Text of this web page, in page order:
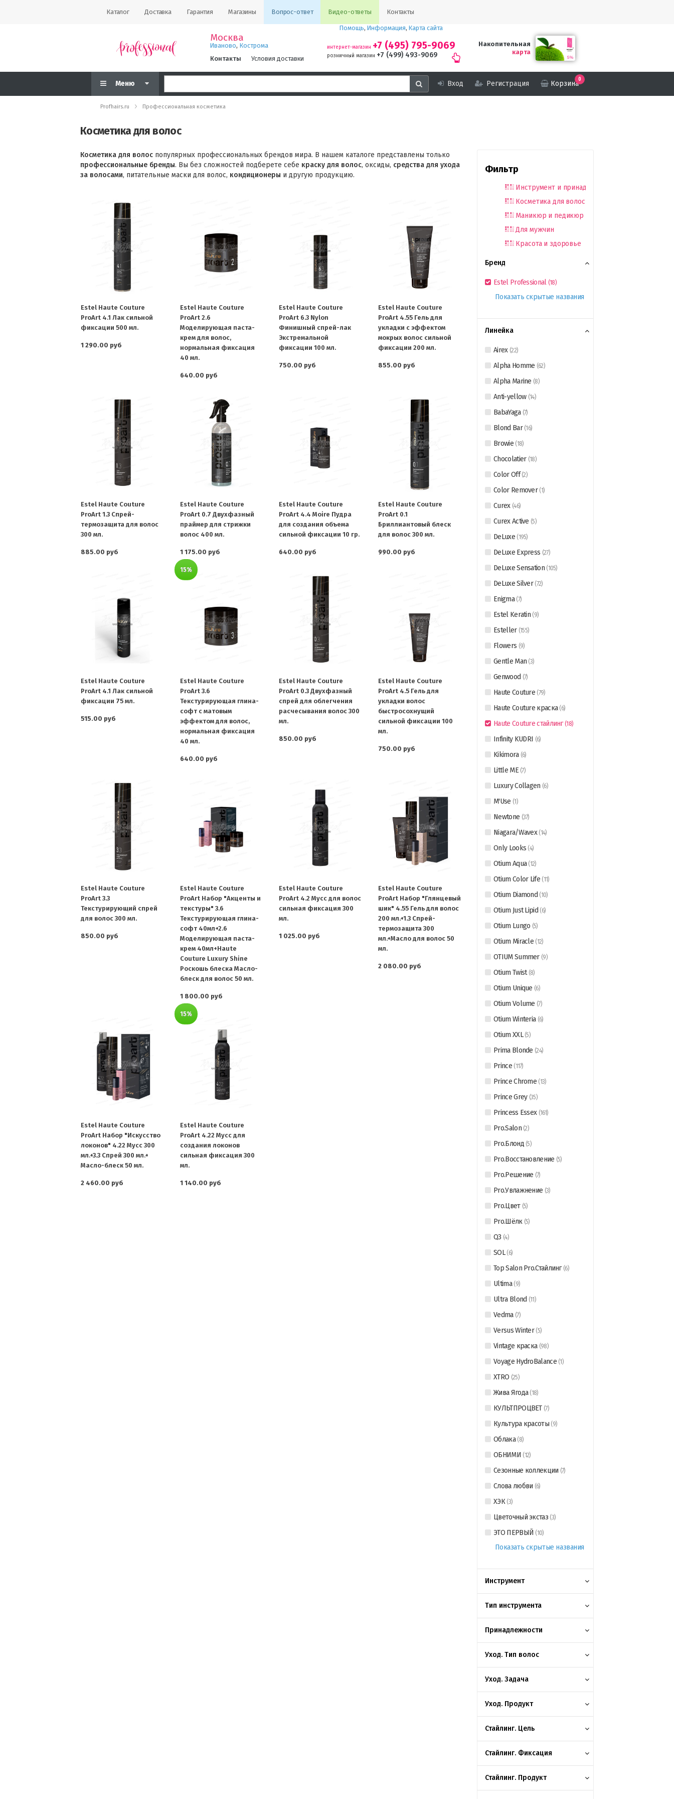
Каталог Доставка Гарантия Магазины Вопрос-ответ Видео-ответы Контакты
Москва
Иваново, Кострома
Контакты
Условия доставки
Помощь, Информация, Карта сайта
интернет-магазин +7 (495) 795-9069
розничный магазин +7 (499) 493-9069
Накопительная
карта
Меню Вход Регистрация Корзина
0
Profhairs.ru Профессиональная косметика
Косметика для волос
Фильтр
Инструмент и принадлежности
Косметика для волос
Маникюр и педикюр
Для мужчин
Красота и здоровье
Бренд
Estel Professional (18)
Показать скрытые названия
Линейка
Airex (22)
Alpha Homme (62)
Alpha Marine (8)
Anti-yellow (14)
BabaYaga (7)
Blond Bar (16)
Browie (18)
Chocolatier (18)
Color Off(2)
Color Remover (1)
Curex (46)
Curex Active (5)
DeLuxe (195)
DeLuxe Express (27)
DeLuxe Sensation (105)
DeLuxe Silver (72)
Enigma (7)
Estel Keratin (9)
Esteller (155)
Flowers (9)
Gentle Man (3)
Genwood (7)
Haute Couture (79)
Haute Couture краска (6)
Haute Couture стайлинг(18)
Infinity KUDRI (6)
Kikimora (6)
Little ME (7)
Luxury Collagen (6)
M'Use (1 )
Newtone (37)
Niagara/Wavex (14)
Only Looks (4)
Otium Aqua (12)
Otium Color Life (11)
Otium Diamond (10)
Otium Just Lipid (6)
Otium Lungo (5)
Otium Miracle (12)
OTIUM Summer (9)
Otium Twist (8)
Otium Unique (6)
Otium Volume (7)
Otium Winteria (6)
Otium XXL (5)
Prima Blonde (24)
Prince (117)
Prince Chrome (13)
Prince Grey (35)
Princess Essex (161)
Pro.Salon (2)
Pro.Блонд (5)
Pro.Восстановление (5)
Pro.Решение (7)
Pro.Увлажнение (3)
Pro.Цвет (5)
Pro.Шёлк (5)
Q3 (4)
SOL (6)
Top Salon Pro.Стайлинг (6)
Ultima (9)
Ultra Blond (11 )
Vedma (7)
Versus Winter (5)
Vintage краска (98)
Voyage HydroBalance (1 )
XTRO (25)
Жива Ягода (18)
КУЛЬТПРОЦВЕТ (7)
Культура красоты (9)
Облака (8)
ОБНИМИ (12)
Сезонные коллекции (7)
Слова любви (6)
ХЭК (3)
Цветочный экстаз (3)
ЭТО ПЕРВЫЙ (10)
Показать скрытые названия
Инструмент
Тип инструмента
Принадлежности
Уход. Тип волос
Уход. Задача
Уход. Продукт
Стайлинг. Цель
Стайлинг. Фиксация
Стайлинг. Продукт
Косметика для волос популярных профессиональных брендов мира. В нашем каталоге представлены только
профессиональные бренды. Вы без сложностей подберете себе краску для волос, оксиды, средства для ухода
за волосами, питательные маски для волос, кондиционеры и другую продукцию.
Estel Haute Couture
ProArt 4.1 Лак сильной
фиксации 500 мл.
1 290.00 руб
Estel Haute Couture
ProArt 2.6
Моделирующая паста-
крем для волос,
нормальная фиксация
40 мл.
640.00 руб
Estel Haute Couture
ProArt 6.3 Nylon
Финишный спрей-лак
Экстремальной
фиксации 100 мл.
750.00 руб
Estel Haute Couture
ProArt 4.55 Гель для
укладки с эффектом
мокрых волос сильной
фиксации 200 мл.
855.00 руб
Estel Haute Couture
ProArt 1.3 Спрей-
термозащита для волос
300 мл.
885.00 руб
Estel Haute Couture
ProArt 0.7 Двухфазный
праймер для стрижки
волос 400 мл.
1 175.00 руб
Estel Haute Couture
ProArt 4.4 Moire Пудра
для создания объема
сильной фиксации 10 гр.
640.00 руб
Estel Haute Couture
ProArt 0.1
Бриллиантовый блеск
для волос 300 мл.
990.00 руб
Estel Haute Couture
ProArt 4.1 Лак сильной
фиксации 75 мл.
515.00 руб
15%
Estel Haute Couture
ProArt 3.6
Текстурирующая глина-
софт с матовым
эффектом для волос,
нормальная фиксация
40 мл.
640.00 руб
Estel Haute Couture
ProArt 0.3 Двухфазный
спрей для облегчения
расчесывания волос 300
мл.
850.00 руб
Estel Haute Couture
ProArt 4.5 Гель для
укладки волос
быстросохнущий
сильной фиксации 100
мл.
750.00 руб
Estel Haute Couture
ProArt 3.3
Текстурирующий спрей
для волос 300 мл.
850.00 руб
Estel Haute Couture
ProArt Набор "Акценты и
текстуры" 3.6
Текстурирующая глина-
софт 40мл+2.6
Моделирующая паста-
крем 40мл+Haute
Couture Luxury Shine
Роскошь блеска Масло-
блеск для волос 50 мл.
1 800.00 руб
Estel Haute Couture
ProArt 4.2 Мусс для волос
сильная фиксация 300
мл.
1 025.00 руб
Estel Haute Couture
ProArt Набор "Глянцевый
шик" 4.55 Гель для волос
200 мл.+1.3 Спрей-
термозащита 300
мл.+Масло для волос 50
мл.
2 080.00 руб
Estel Haute Couture
ProArt Набор "Искусство
локонов" 4.22 Мусс 300
мл.+3.3 Спрей 300 мл.+
Масло-блеск 50 мл.
2 460.00 руб
15%
Estel Haute Couture
ProArt 4.22 Мусс для
создания локонов
сильная фиксация 300
мл.
1 140.00 руб